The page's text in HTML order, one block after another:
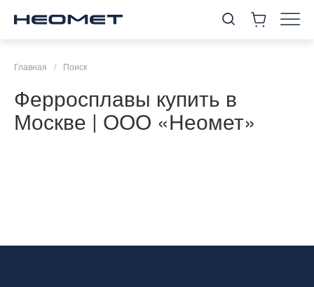
Главная / Поиск
Ферросплавы купить в
Москве | ООО «Неомет»